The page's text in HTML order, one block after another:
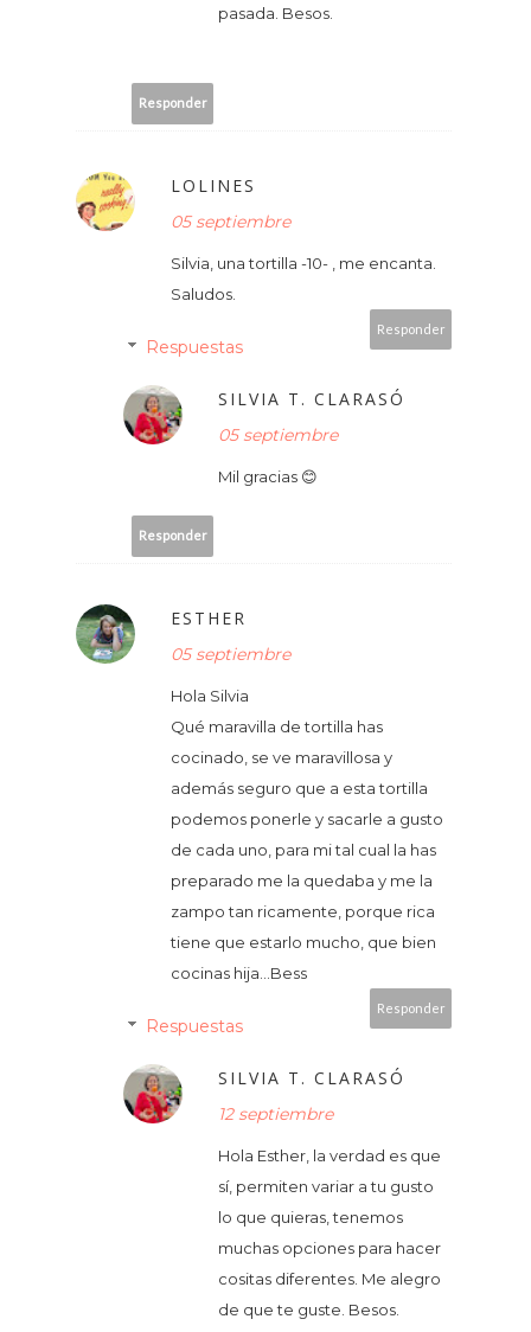
pasada. Besos.
Responder
LOLINES
05 septiembre
Silvia, una tortilla -10- , me encanta.
Saludos.
Responder
Respuestas
SILVIA T. CLARASÓ
05 septiembre
Mil gracias 😊
Responder
ESTHER
05 septiembre
Hola Silvia
Qué maravilla de tortilla has
cocinado, se ve maravillosa y
además seguro que a esta tortilla
podemos ponerle y sacarle a gusto
de cada uno, para mi tal cual la has
preparado me la quedaba y me la
zampo tan ricamente, porque rica
tiene que estarlo mucho, que bien
cocinas hija...Bess
Responder
Respuestas
SILVIA T. CLARASÓ
12 septiembre
Hola Esther, la verdad es que
sí, permiten variar a tu gusto
lo que quieras, tenemos
muchas opciones para hacer
cositas diferentes. Me alegro
de que te guste. Besos.